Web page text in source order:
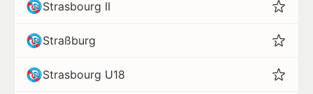
Strasbourg II
Straßburg
Strasbourg U18